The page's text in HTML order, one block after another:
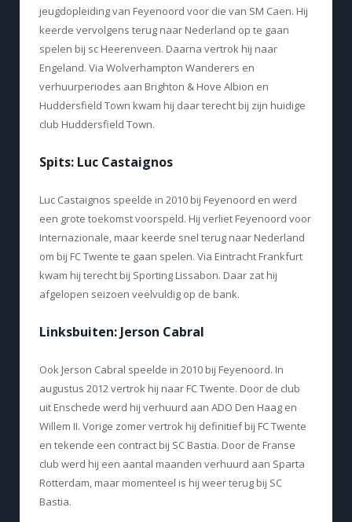
jeugdopleiding van Feyenoord voor die van SM Caen. Hij
keerde vervolgens terug naar Nederland op te gaan
spelen bij sc Heerenveen. Daarna vertrok hij naar
Engeland. Via Wolverhampton Wanderers en
verhuurperiodes aan Brighton & Hove Albion en
Huddersfield Town kwam hij daar terecht bij zijn huidige
club Huddersfield Town.
Spits: Luc Castaignos
Luc Castaignos speelde in 2010 bij Feyenoord en werd
een grote toekomst voorspeld. Hij verliet Feyenoord voor
Internazionale, maar keerde snel terug naar Nederland
om bij FC Twente te gaan spelen. Via Eintracht Frankfurt
kwam hij terecht bij Sporting Lissabon. Daar zat hij
afgelopen seizoen veelvuldig op de bank.
Linksbuiten: Jerson Cabral
Ook Jerson Cabral speelde in 2010 bij Feyenoord. In
augustus 2012 vertrok hij naar FC Twente. Door de club
uit Enschede werd hij verhuurd aan ADO Den Haag en
Willem II. Vorige zomer vertrok hij definitief bij FC Twente
en tekende een contract bij SC Bastia. Door de Franse
club werd hij een aantal maanden verhuurd aan Sparta
Rotterdam, maar momenteel is hij weer terug bij SC
Bastia.